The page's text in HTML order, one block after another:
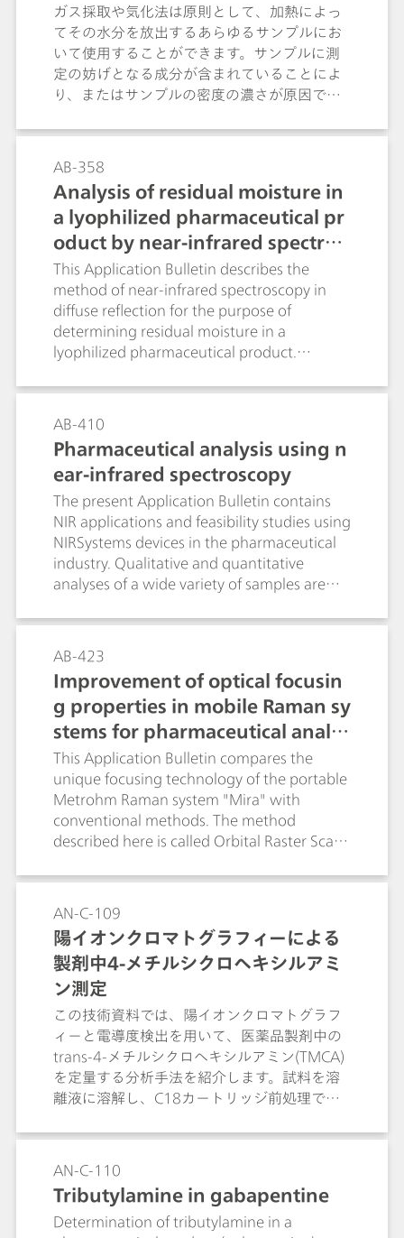
obtained at -0.73 V; this allows diazepam
concentrations even below 0.05 µg/mL to
be determined in blood. The necessary
sample preparation steps are also dealt
with in this Bulletin.
ガス採取や気化法は原則として、加熱によっ
てその水分を放出するあらゆるサンプルにお
いて使用することができます。サンプルに測
定の妨げとなる成分が含まれていることによ
り、またはサンプルの密度の濃さが原因で滴
せられないことによって、直接的な容量また
能な場合には、気化法は不可欠です。既存の
Application Bulletinでは、食品工業やプラス
チック工業、ならびに薬品、石油化学のサン
プルを例に、気化技術とカールフィッシャー
電量滴定による水分の自動測定について説明
しています。
AB-358
Analysis of residual moisture in
a lyophilized pharmaceutical pr
oduct by near-infrared spectros
copy (NIRS)
This Application Bulletin describes the
method of near-infrared spectroscopy in
diffuse reflection for the purpose of
determining residual moisture in a
lyophilized pharmaceutical product.
dried pharmaceuticals were spiked with
purposes. The resulting differences in the
absorption wavelengths of the OH-
oscillation were correlated with the water
content determined by Karl Fischer titration
using the algorithm of multiple linear
regression (MLR).
AB-410
Pharmaceutical analysis using n
ear-infrared spectroscopy
The present Application Bulletin contains
NIR applications and feasibility studies using
NIRSystems devices in the pharmaceutical
industry. Qualitative and quantitative
analyses of a wide variety of samples are
describes the instrument that was originally
recommended for the analysis and the
results that were achieved thereby.
AB-423
Improvement of optical focusin
g properties in mobile Raman sy
stems for pharmaceutical analys
is
This Application Bulletin compares the
unique focusing technology of the portable
Metrohm Raman system "Mira" with
conventional methods. The method
described here is called Orbital Raster Scan
ORS technology, using determination and
It improves the reproducibility of the Raman
signals from targeted, active,
pharmaceutical ingredients (APIs) in
effervescent, cold medicines. Shorter
analysis times and an improved, consistent
assignment of spectra of the known
medicine with the help of a spectral library
are further advantages of ORS technology.
AN-C-109
陽イオンクロマトグラフィーによる
製剤中4-メチルシクロヘキシルアミ
ン測定
この技術資料では、陽イオンクロマトグラフ
ィーと電導度検出を用いて、医薬品製剤中の
trans-4-メチルシクロヘキシルアミン(TMCA)
を定量する分析手法を紹介します。試料を溶
離液に溶解し、C18カートリッジ前処理で妨
しつつ微量アミン不純物を定量できる点を解
AN-C-110
Tributylamine in gabapentine
Determination of tributylamine in a